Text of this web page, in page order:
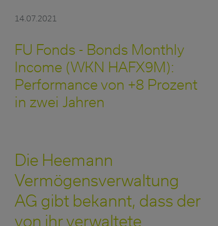
14.07.2021
FU Fonds - Bonds Monthly
Income (WKN HAFX9M):
Performance von +8 Prozent
in zwei Jahren
Die Heemann
Vermögensverwaltung
AG gibt bekannt, dass der
von ihr verwaltete